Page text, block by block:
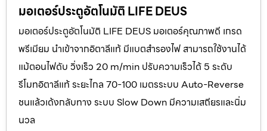
มอเตอร์ประตูอัตโนมัติ LIFE DEUS
มอเตอร์ประตูอัตโนมัติ LIFE DEUS มอเตอร์คุณภาพดี เกรด
พรีเมียม นำเข้าจากอิตาลีแท้ มีแบตสำรองไฟ สามารถใช้งานได้
แม้ตอนไฟดับ วิ่งเร็ว 20 m/min ปรับความเร็วได้ 5 ระดับ
รีโมทอิตาลีแท้ ระยะไกล 70-100 เมตรระบบ Auto-Reverse
ชนแล้วเด้งกลับทาง ระบบ Slow Down มีความเสถียรและนิ่ม
นวล